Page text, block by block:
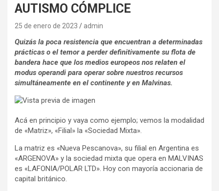
AUTISMO CÓMPLICE
25 de enero de 2023 admin
Quizás la poca resistencia que encuentran a determinadas
prácticas o el temor a perder definitivamente su flota de
bandera hace que los medios europeos nos relaten el
modus operandi para operar sobre nuestros recursos
simultáneamente en el continente y en Malvinas.
Acá en principio y vaya como ejemplo; vemos la modalidad
de «Matriz», «Filial» la «Sociedad Mixta».
La matriz es «Nueva Pescanova», su filial en Argentina es
«ARGENOVA» y la sociedad mixta que opera en MALVINAS
es «LAFONIA/POLAR LTD». Hoy con mayoría accionaria de
capital británico.